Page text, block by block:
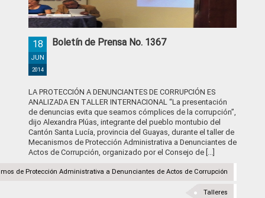
Boletín de Prensa No. 1367
18
JUN
2014
LA PROTECCIÓN A DENUNCIANTES DE CORRUPCIÓN ES
ANALIZADA EN TALLER INTERNACIONAL “La presentación
de denuncias evita que seamos cómplices de la corrupción”,
dijo Alexandra Plúas, integrante del pueblo montubio del
Cantón Santa Lucía, provincia del Guayas, durante el taller de
Mecanismos de Protección Administrativa a Denunciantes de
Actos de Corrupción, organizado por el Consejo de [...]
de Protección Administrativa a Denunciantes de Actos de Corrupción
Talleres